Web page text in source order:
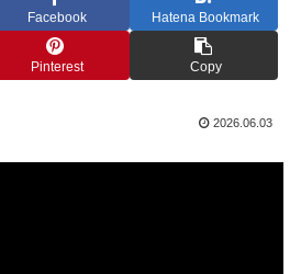
Facebook Hatena Bookmark
Pinterest Copy
2026.06.03